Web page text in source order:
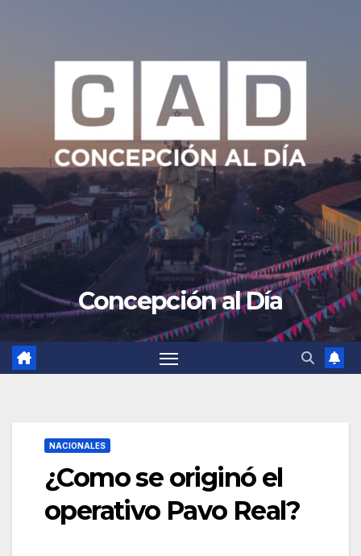
Concepción al Día
NACIONALES
¿Como se originó el
operativo Pavo Real?